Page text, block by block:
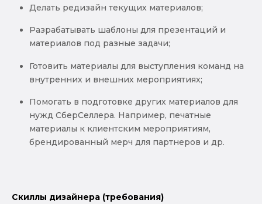
Делать редизайн текущих материалов;
Разрабатывать шаблоны для презентаций и
материалов под разные задачи;
Готовить материалы для выступления команд на
внутренних и внешних мероприятиях;
Помогать в подготовке других материалов для
нужд СберСеллера. Например, печатные
материалы к клиентским мероприятиям,
брендированный мерч для партнеров и др.
Скиллы дизайнера (требования)